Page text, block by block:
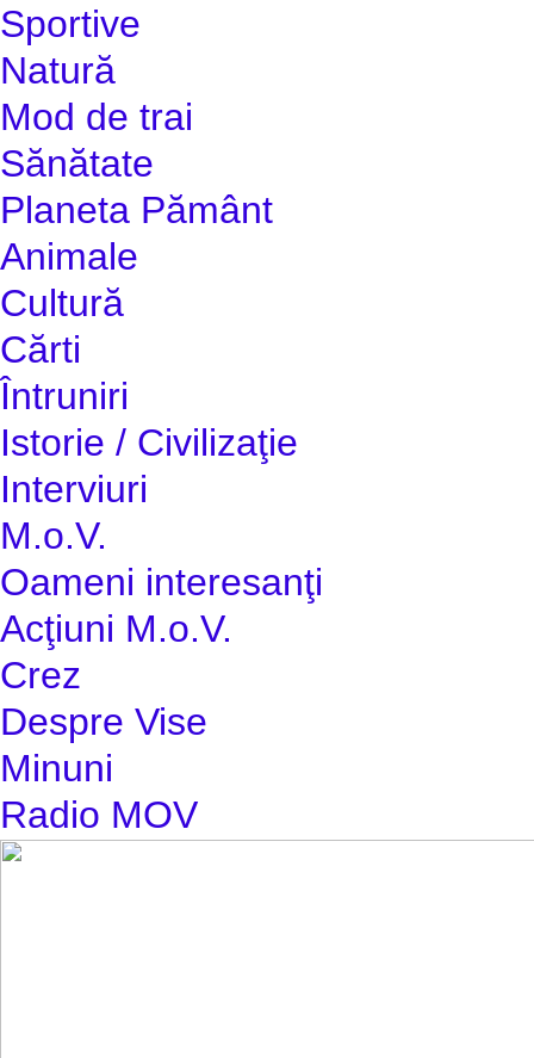
Sportive
Natură
Mod de trai
Sănătate
Planeta Pământ
Animale
Cultură
Cărti
Întruniri
Istorie / Civilizaţie
Interviuri
M.o.V.
Oameni interesanţi
Acţiuni M.o.V.
Crez
Despre Vise
Minuni
Radio MOV